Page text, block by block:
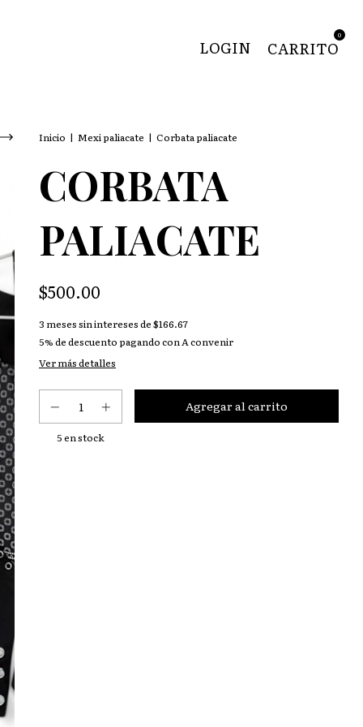
LOGIN CARRITO
0
Inicio | Mexi paliacate | Corbata paliacate
CORBATA
PALIACATE
$500.00
3 meses sin intereses de$166.67
5% de descuento pagando con A convenir
Ver más detalles
5en stock